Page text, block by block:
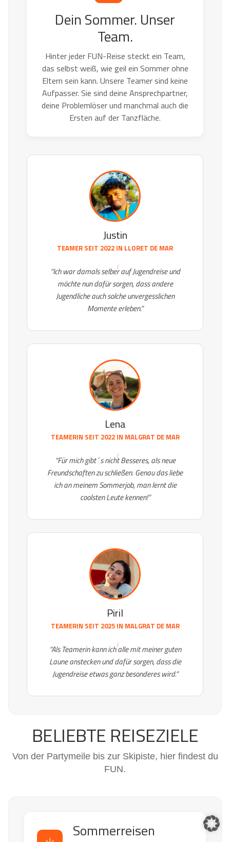
Dein Sommer. Unser
Team.
Hinter jeder FUN-Reise steckt ein Team,
das selbst weiß, wie geil ein Sommer ohne
Eltern sein kann. Unsere Teamer sind keine
Aufpasser. Sie sind deine Ansprechpartner,
deine Problemlöser und manchmal auch die
Ersten auf der Tanzfläche.
Justin
TEAMER SEIT 2022 IN LLORET DE MAR
“Ich war damals selber auf Jugendreise und
möchte nun dafür sorgen, dass andere
Jugendliche auch solche unvergesslichen
Momente erleben.”
Lena
TEAMERIN SEIT 2022 IN MALGRAT DE MAR
“Für mich gibt´s nicht Besseres, als neue
Freundschaften zu schließen. Genau das liebe
ich an meinem Sommerjob, man lernt die
coolsten Leute kennen!”
Piril
TEAMERIN SEIT 2025 IN MALGRAT DE MAR
“Als Teamerin kann ich alle mit meiner guten
Laune anstecken und dafür sorgen, dass die
Jugendreise etwas ganz besonderes wird.”
BELIEBTE REISEZIELE
Von der Partymeile bis zur Skipiste, hier findest du
FUN.
Sommerreisen